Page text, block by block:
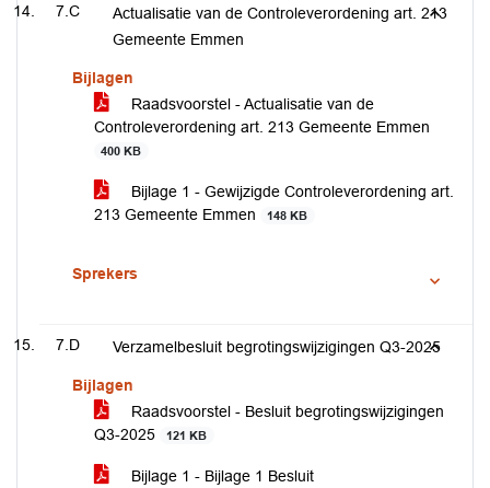
7.C
Actualisatie van de Controleverordening art. 213
Gemeente Emmen
Bijlagen
Raadsvoorstel - Actualisatie van de
Controleverordening art. 213 Gemeente Emmen
400 KB
Bijlage 1 - Gewijzigde Controleverordening art.
213 Gemeente Emmen
148 KB
Sprekers
7.D Verzamelbesluit begrotingswijzigingen Q3-2025
Bijlagen
Raadsvoorstel - Besluit begrotingswijzigingen
Q3-2025
121 KB
Bijlage 1 - Bijlage 1 Besluit